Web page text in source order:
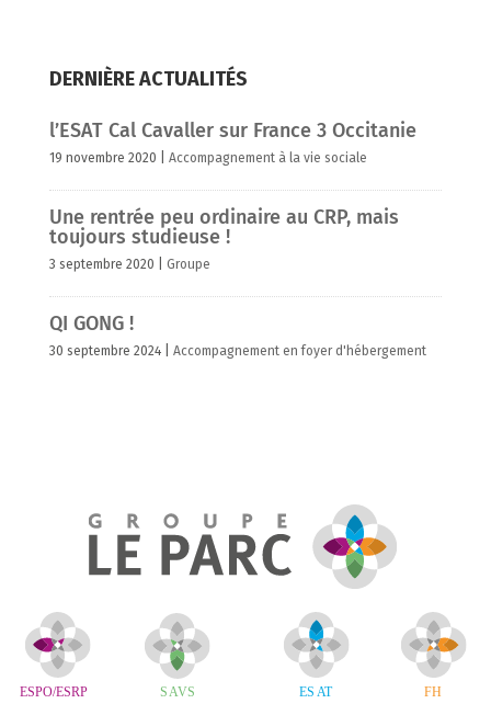
DERNIÈRE ACTUALITÉS
l’ESAT Cal Cavaller sur France 3 Occitanie
19 novembre 2020 Accompagnement à la vie sociale
Une rentrée peu ordinaire au CRP, mais
toujours studieuse !
3 septembre 2020 Groupe
QI GONG !
30 septembre 2024| Accompagnement en foyer d'hébergement